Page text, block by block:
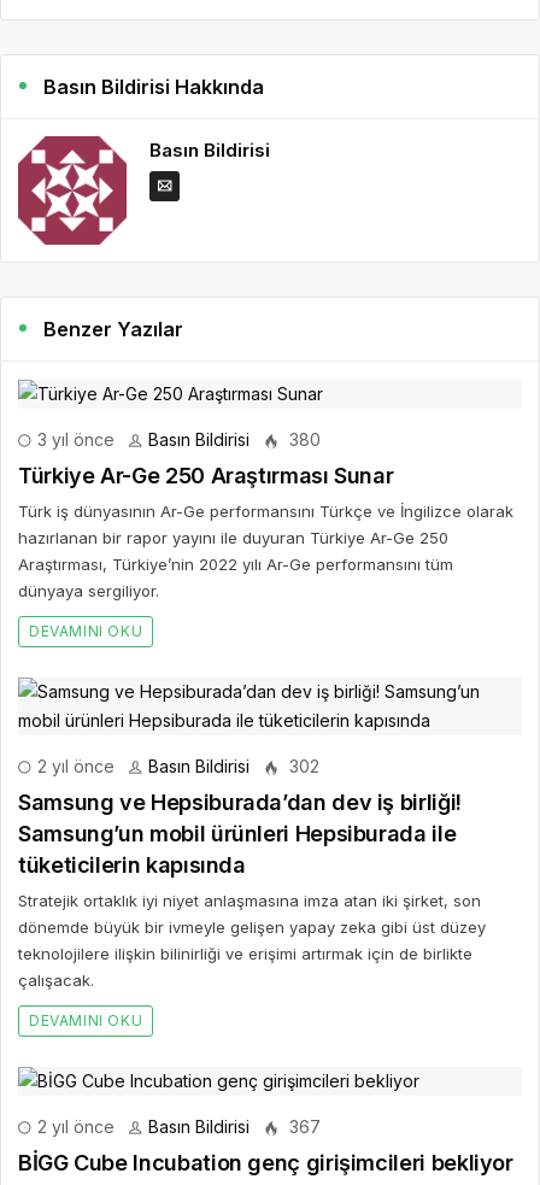
Basın Bildirisi Hakkında
Basın Bildirisi
Benzer Yazılar
3 yıl önce Basın Bildirisi 380
Türkiye Ar-Ge 250 Araştırması Sunar
Türk iş dünyasının Ar-Ge performansını Türkçe ve İngilizce olarak
hazırlanan bir rapor yayını ile duyuran Türkiye Ar-Ge 250
Araştırması, Türkiye’nin 2022 yılı Ar-Ge performansını tüm
dünyaya sergiliyor.
DEVAMINI OKU
2 yıl önce Basın Bildirisi 302
Samsung ve Hepsiburada’dan dev iş birliği!
Samsung’un mobil ürünleri Hepsiburada ile
tüketicilerin kapısında
Stratejik ortaklık iyi niyet anlaşmasına imza atan iki şirket, son
dönemde büyük bir ivmeyle gelişen yapay zeka gibi üst düzey
teknolojilere ilişkin bilinirliği ve erişimi artırmak için de birlikte
çalışacak.
DEVAMINI OKU
2 yıl önce Basın Bildirisi 367
BİGG Cube Incubation genç girişimcileri bekliyor